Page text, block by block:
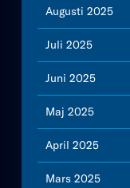
Augusti 2025
Juli 2025
Juni 2025
Maj 2025
April 2025
Mars 2025